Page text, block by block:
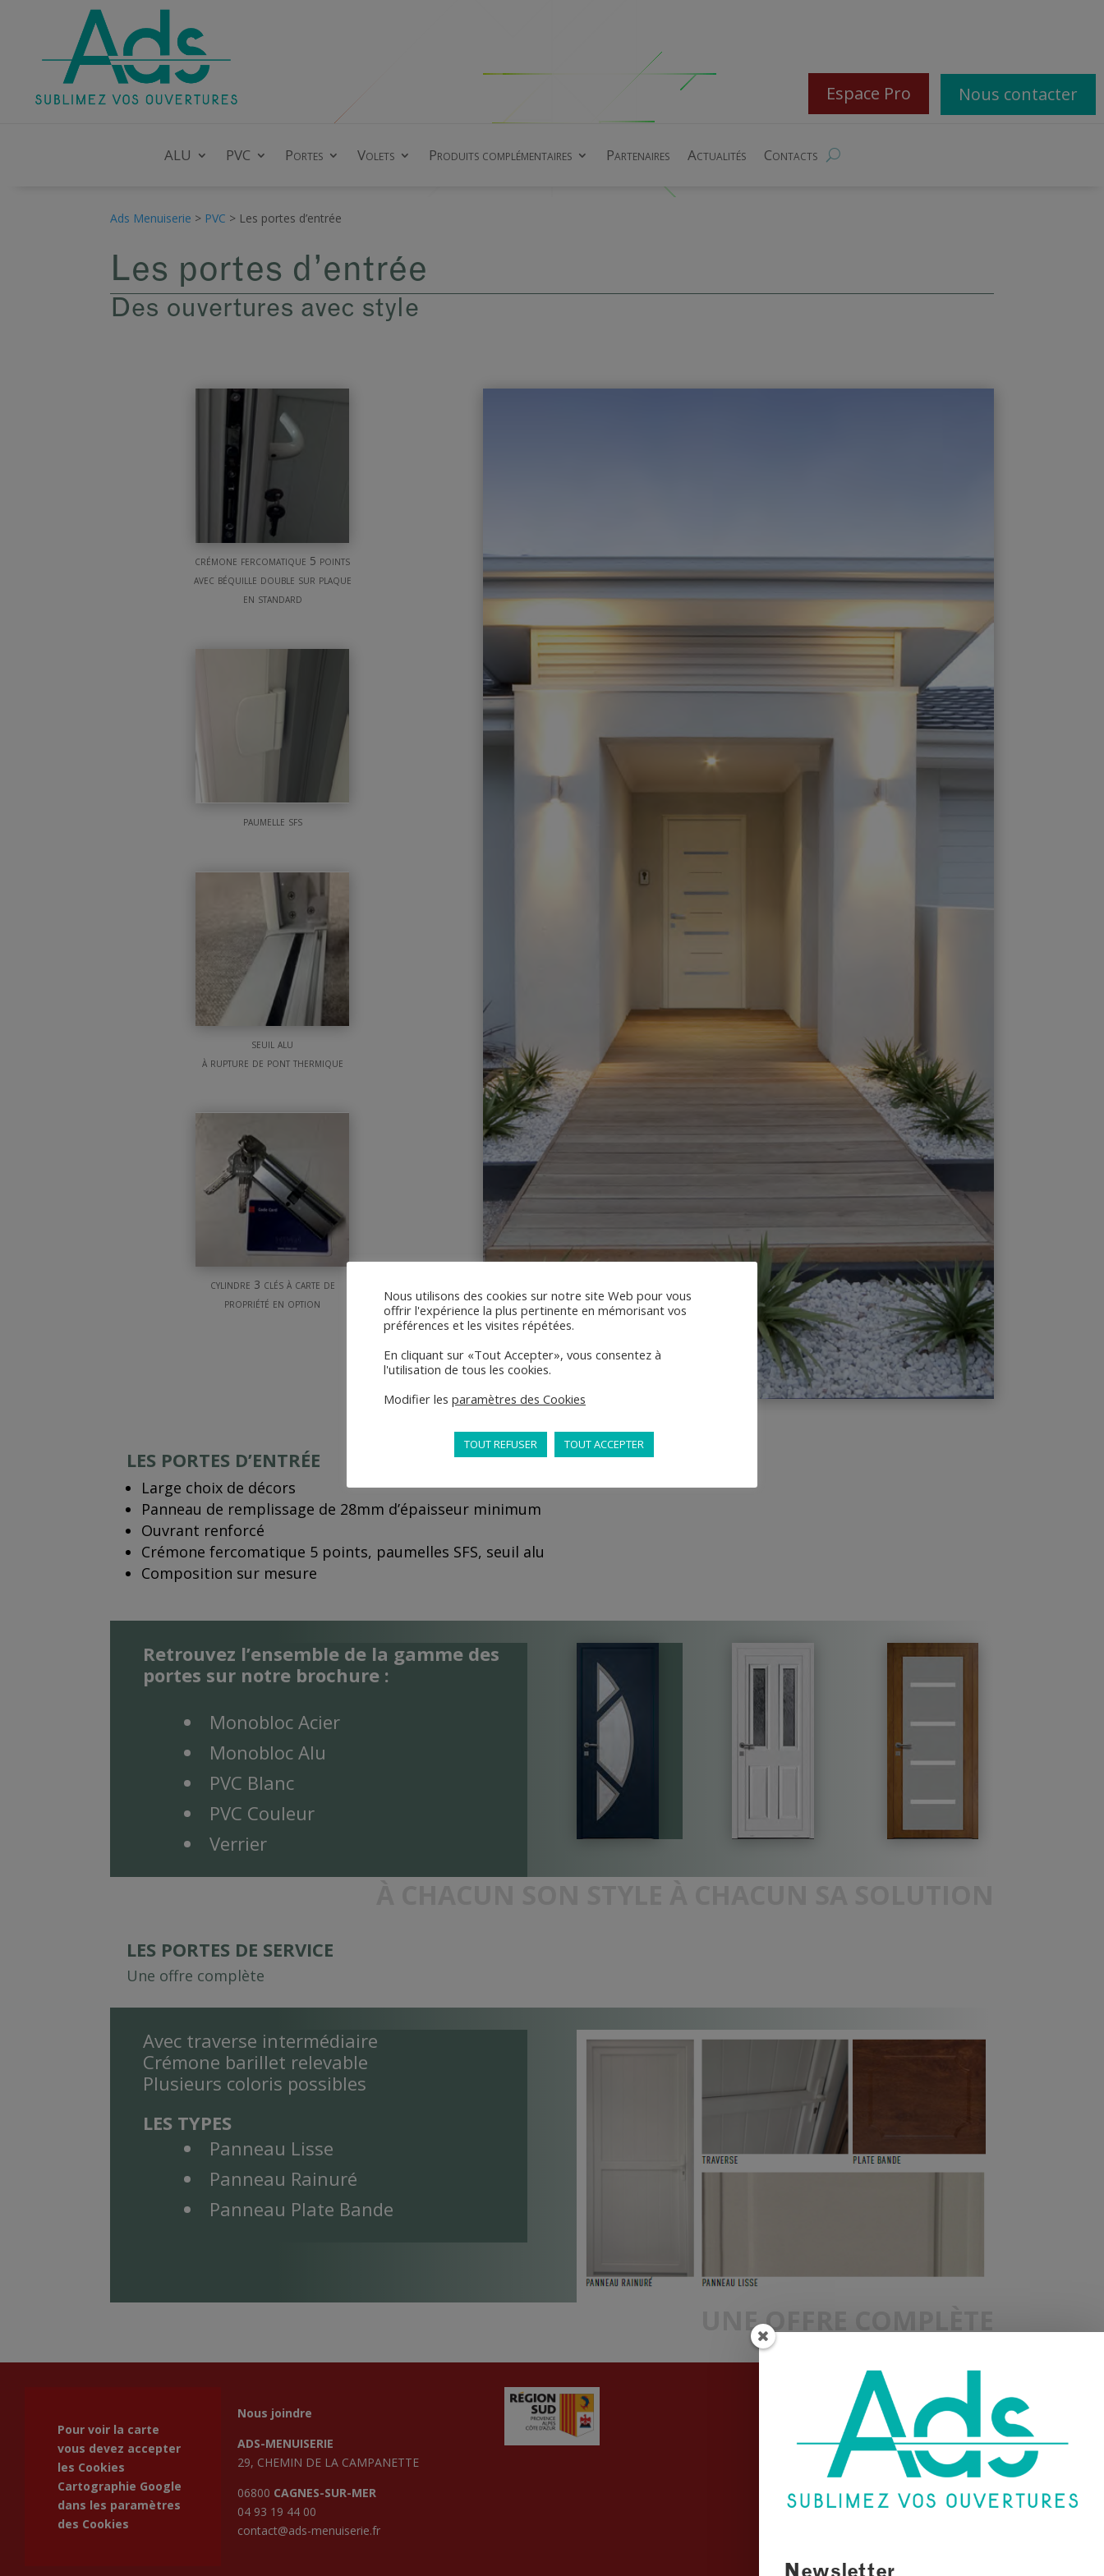
Espace Pro Nous contacter
ALU PVC Portes Volets Produits complémentaires Partenaires Actualités Contacts
Ads Menuiserie > PVC > Les portes d’entrée
Les portes d’entrée
Des ouvertures avec style
crémone fercomatique 5 points
avec béquille double sur plaque
en standard
paumelle sfs
seuil alu
à rupture de pont thermique
cylindre 3 clés à carte de
propriété en option
LES PORTES D’ENTRÉE
Large choix de décors
Panneau de remplissage de 28mm d’épaisseur minimum
Ouvrant renforcé
Crémone fercomatique 5 points, paumelles SFS, seuil alu
Composition sur mesure
Retrouvez l’ensemble de la gamme des
portes sur notre brochure :
Monobloc Acier
Monobloc Alu
PVC Blanc
PVC Couleur
Verrier
LES PORTES DE SERVICE
Une offre complète
Avec traverse intermédiaire
Crémone barillet relevable
Plusieurs coloris possibles
LES TYPES
Panneau Lisse
Panneau Rainuré
Panneau Plate Bande
UNE OFFRE COMPLÈTE
Pour voir la carte
vous devez accepter
les Cookies
Cartographie Google
dans les paramètres
des Cookies
Nous joindre
ADS-MENUISERIE
29, CHEMIN DE LA CAMPANETTE
06800 CAGNES-SUR-MER
04 93 19 44 00
contact@ads-menuiserie.fr
Informations
Conditions Générales de Vente
Mentions légales
Plan du site
Nous contacter
Nous utilisons des cookies sur notre site Web pour vous
offrir l'expérience la plus pertinente en mémorisant vos
préférences et les visites répétées.
En cliquant sur «Tout Accepter», vous consentez à
l'utilisation de tous les cookies.
Modifier les paramètres des Cookies
TOUT REFUSER TOUT ACCEPTER
Newsletter